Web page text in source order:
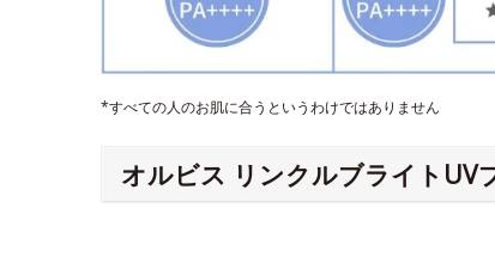
*すべての人のお肌に合うというわけではありません
オルビス リンクルブライトUV